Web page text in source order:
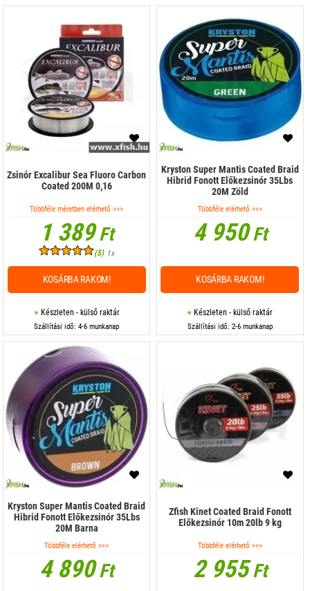
Zsinór Excalibur Sea Fluoro Carbon
Coated 200M 0,16
Többféle méretben elérhető >>>
1 389Ft
(5) 1x
Készleten - külső raktár
Szállítási idő: 4-6 munkanap
KOSÁRBA RAKOM!
Kryston Super Mantis Coated Braid
Hibrid Fonott Előkezsinór 35Lbs
20M Zöld
Többféle elérhető >>>
4 950Ft
Készleten - külső raktár
Szállítási idő: 2-6 munkanap
KOSÁRBA RAKOM!
Kryston Super Mantis Coated Braid
Hibrid Fonott Előkezsinór 35Lbs
20M Barna
Többféle elérhető >>>
4 890Ft
Zfish Kinet Coated Braid Fonott
Előkezsinór 10m 20lb 9 kg
Többféle elérhető >>>
2 955Ft